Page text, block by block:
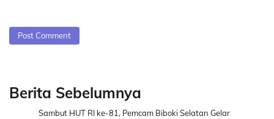
Berita Sebelumnya
Sambut HUT RI ke-81, Pemcam Biboki Selatan Gelar